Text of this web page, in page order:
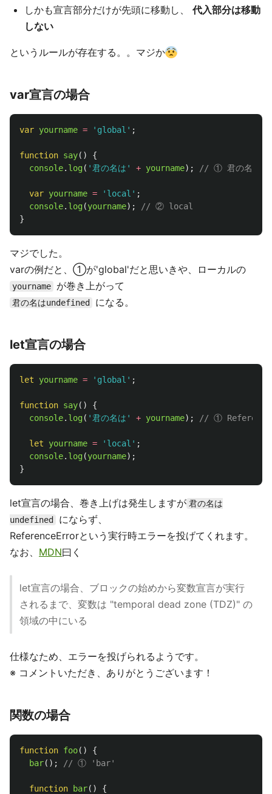
しかも宣言部分だけが先頭に移動し、 代入部分は移動
しない
というルールが存在する。。マジか
var宣言の場合
var yourname = ' global ' ;
function say()
{
console. log( ' 君の名は ' + yourname); // ① 君の名は
var yourname = ' local ' ;
console. log(yourname);
// ② local
}
マジでした。
varの例だと、①が'global'だと思いきや、ローカルの
yourname が巻き上がって
君の名はundefined になる。
let宣言の場合
let yourname = ' global ' ;
function say()
{
console. log( ' 君の名は ' + yourname); // ①
let yourname = ' local ' ;
console. log(yourname);
}
let宣言の場合、巻き上げは発生しますが 君の名は
undefined
にならず、
ReferenceErrorという実行時エラーを投げてくれます。
なお、 MDN曰く
let宣言の場合、ブロックの始めから変数宣言が実行
されるまで、変数は "temporal dead zone (TDZ)" の
領域の中にいる
仕様なため、エラーを投げられるようです。
※ コメントいただき、ありがとうございます！
関数の場合
function foo()
{
bar(); // ① 'bar'
function bar()
{